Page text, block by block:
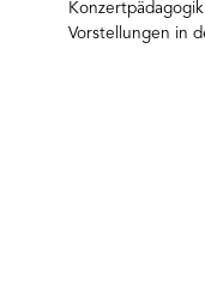
Konzertpädagogik
Vorstellungen in